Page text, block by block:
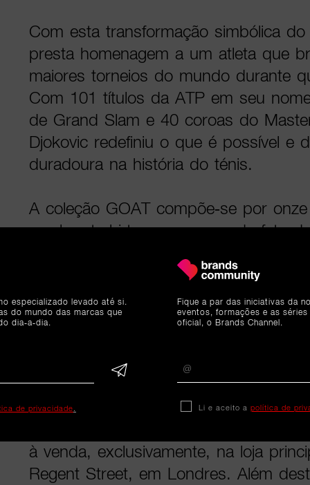
Com esta transformação simbólica
presta homenagem a um atleta que
maiores torneios do mundo durante
Com 101 títulos da ATP em seu
de Grand Slam e 40 coroas do
Djokovic redefiniu o que é possível e
duradoura na história do ténis.
A coleção GOAT compõe-se por
- polos, t-shirts, um casaco de fato
orgulhosamente o logótipo exclusivo
como uma coleção cápsula de
disponível numa vasta seleção de
No centro desta nova edição está
Lacoste com o logótipo GOAT
à venda, exclusivamente, na loja
Regent Street, em Londres. Além
especializado levado até si.
do mundo das marcas que
dia-a-dia.
de privacidade.
Fique a par das iniciativas da
eventos, formações e as
oficial, o Brands Channel.
Li e aceito a política de